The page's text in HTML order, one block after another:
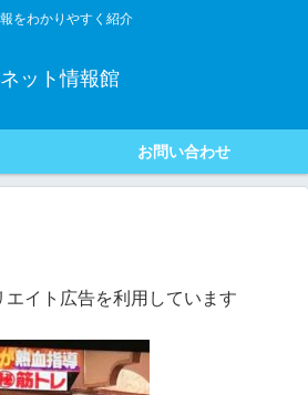
をわかりやすく紹介
ネット情報館
お問い合わせ
イト広告を利用しています